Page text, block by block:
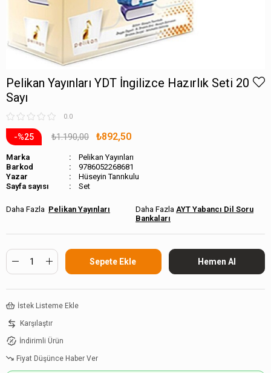
Pelikan Yayınları YDT İngilizce Hazırlık Seti 20
Sayı
0.0
25 ₺1.190,00 ₺892,50
Marka
Pelikan Yayınları
Barkod
9786052268681
Hüseyin Tanrıkulu
Sayfa sayısı
Set
Pelikan Yayınları
AYT Yabancı Dil Soru
Bankaları
İstek Listeme Ekle
Karşılaştır
İndirimli Ürün
Fiyat Düşünce Haber Ver